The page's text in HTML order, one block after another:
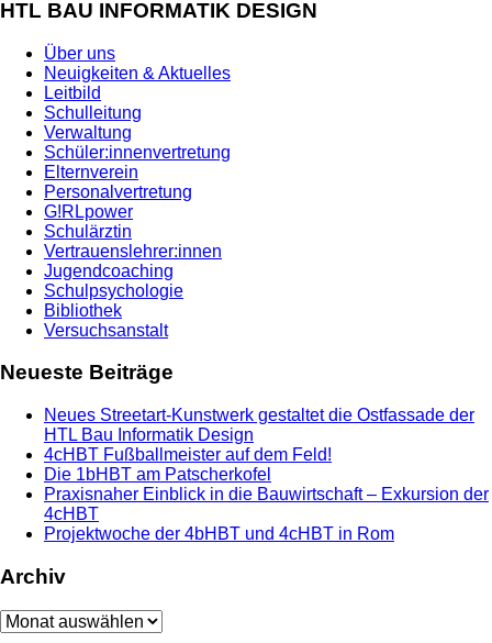
HTL BAU INFORMATIK DESIGN
Über uns
Neuigkeiten & Aktuelles
Leitbild
Schulleitung
Verwaltung
Schüler:innenvertretung
Elternverein
Personalvertretung
G!RLpower
Schulärztin
Vertrauenslehrer:innen
Jugendcoaching
Schulpsychologie
Bibliothek
Versuchsanstalt
Neueste Beiträge
Neues Streetart-Kunstwerk gestaltet die Ostfassade der
HTL Bau Informatik Design
4cHBT Fußballmeister auf dem Feld!
Die 1bHBT am Patscherkofel
Praxisnaher Einblick in die Bauwirtschaft – Exkursion der
4cHBT
Projektwoche der 4bHBT und 4cHBT in Rom
Archiv
Archiv